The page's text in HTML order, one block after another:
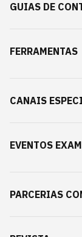
GUIAS DE
FERRAMENTAS
CANAIS
EVENTOS
PARCERIAS